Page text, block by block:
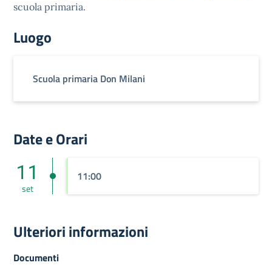
scuola primaria.
Luogo
Scuola primaria Don Milani
Date e Orari
11
set
11:00
Ulteriori informazioni
Documenti